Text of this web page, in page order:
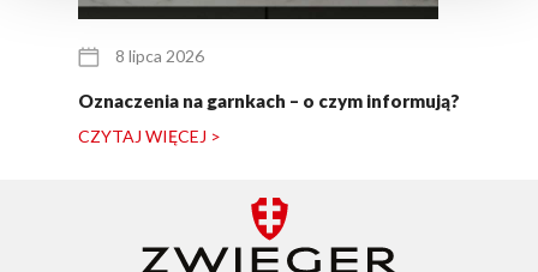
8 lipca 2026
Oznaczenia na garnkach – o czym informują?
CZYTAJ WIĘCEJ >